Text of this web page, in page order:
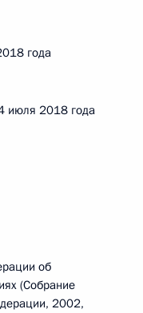
года
года
об
(Собрание
2002,